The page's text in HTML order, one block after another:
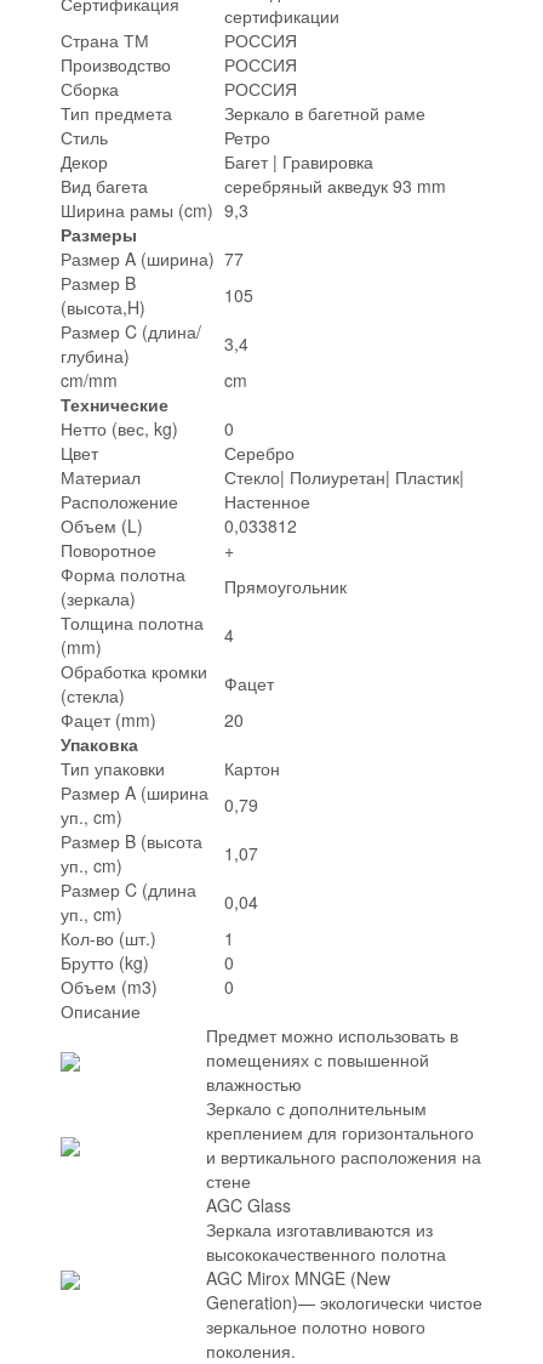
сертификации
Страна ТМ
РОССИЯ
Производство
РОССИЯ
Сборка
РОССИЯ
Тип предмета
Зеркало в багетной раме
Стиль
Ретро
Декор
Багет | Гравировка
Вид багета
серебряный акведук 93 mm
Ширина рамы (cm) 9,3
Размеры
Размер A (ширина) 77
Размер B
(высота,H)
105
Размер C (длина/
глубина)
3,4
cm/mm
cm
Технические
Нетто (вес, kg)
0
Цвет
Серебро
Материал
Стекло| Полиуретан| Пластик|
Расположение
Настенное
Объем (L)
0,033812
Поворотное
+
Форма полотна
(зеркала)
Прямоугольник
Толщина полотна
(mm)
4
Обработка кромки
(стекла)
Фацет
Фацет (mm)
20
Упаковка
Тип упаковки
Картон
Размер A (ширина
уп., cm)
0,79
Размер B (высота
уп., cm)
1,07
Размер C (длина
уп., cm)
0,04
Кол-во (шт.)
1
Брутто (kg)
0
Объем (m3)
0
Описание
Предмет можно использовать в
помещениях с повышенной
влажностью
Зеркало с дополнительным
креплением для горизонтального
и вертикального расположения на
стене
AGC Glass
Зеркала изготавливаются из
высококачественного полотна
AGC Mirox MNGE (New
Generation)— экологически чистое
зеркальное полотно нового
поколения.